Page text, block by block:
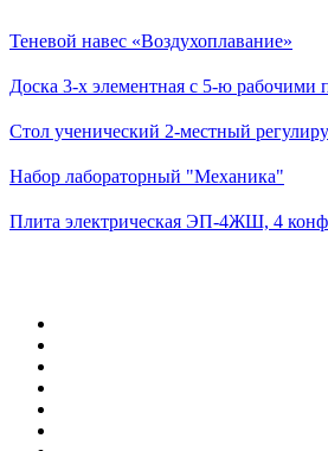
Теневой навес «Воздухоплавание»
Доска 3-х элементная с 5-ю рабочими
Стол ученический 2-местный
Набор лабораторный "Механика"
Плита электрическая ЭП-4ЖШ, 4